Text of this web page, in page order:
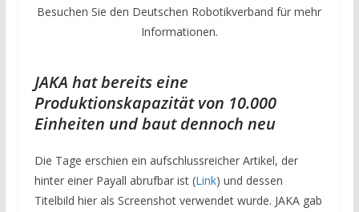
Besuchen Sie den Deutschen Robotikverband für mehr
Informationen.
JAKA hat bereits eine
Produktionskapazität von 10.000
Einheiten und baut dennoch neu
Die Tage erschien ein aufschlussreicher Artikel, der
hinter einer Payall abrufbar ist (Link) und dessen
Titelbild hier als Screenshot verwendet wurde. JAKA gab